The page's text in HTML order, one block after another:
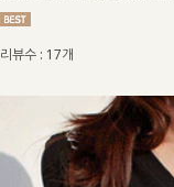
리뷰수 : 17개